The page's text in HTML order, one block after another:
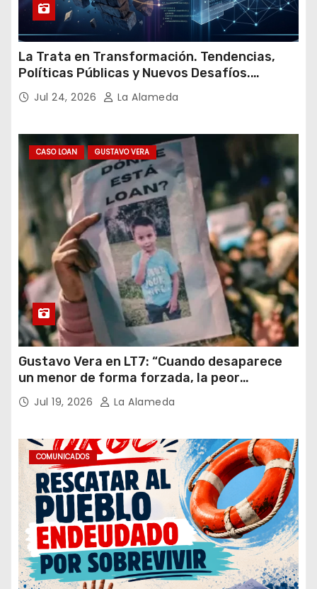
La Trata en Transformación. Tendencias,
Políticas Públicas y Nuevos Desafíos.
Argentina y el Mundo – Julio 2026
Jul 24, 2026 La Alameda
CASO LOAN GUSTAVO VERA
Gustavo Vera en LT7: “Cuando desaparece
un menor de forma forzada, la peor
hipótesis es trata, y así debe seguir
caratulado el caso Loan”
Jul 19, 2026 La Alameda
COMUNICADOS